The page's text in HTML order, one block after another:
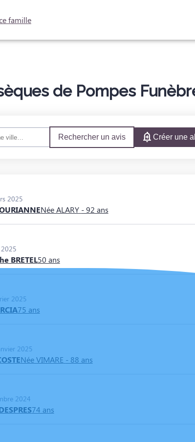
famille
CHAMBRE FUNERAIRE
de Pompes
Rechercher un avis Créer une
2025
Née ALARY - 92 ans
BRETEL50 ans
2025
75 ans
2025
Née VIMARE - 88 ans
2024
74 ans